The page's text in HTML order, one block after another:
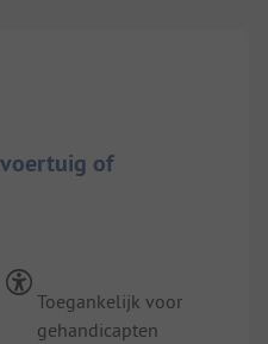
of
Toegankelijk voor
gehandicapten